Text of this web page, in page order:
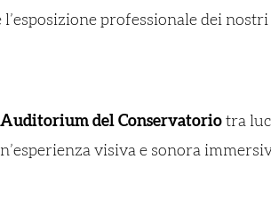
professionale dei
Auditorium del Conservatorio tra
visiva e sonora